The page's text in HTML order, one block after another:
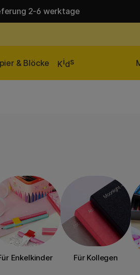
ab 95 €*
& Blöcke Kids
Enkelkinder
Für Kollegen